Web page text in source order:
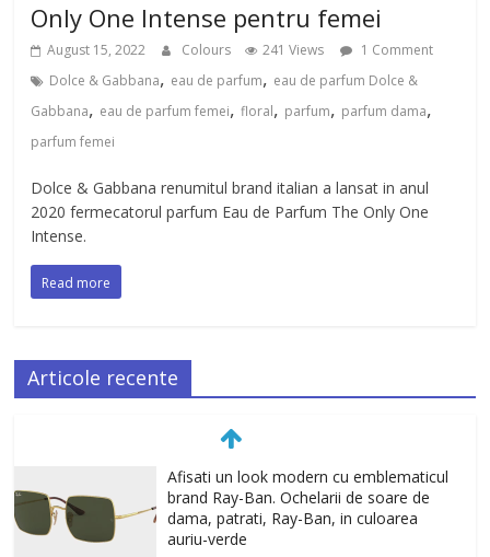
Only One Intense pentru femei
August 15, 2022 Colours 241 Views
1 Comment
Dolce & Gabbana, eau de parfum, eau de parfum Dolce &
Gabbana, eau de parfum femei,floral, parfum, parfum dama,
parfum femei
Dolce & Gabbana renumitul brand italian a lansat in anul
2020 fermecatorul parfum Eau de Parfum The Only One
Intense.
Read more
Articole recente
Afisati un look modern cu emblematicul
brand Ray-Ban. Ochelarii de soare de
dama, patrati, Ray-Ban, in culoarea
auriu-verde